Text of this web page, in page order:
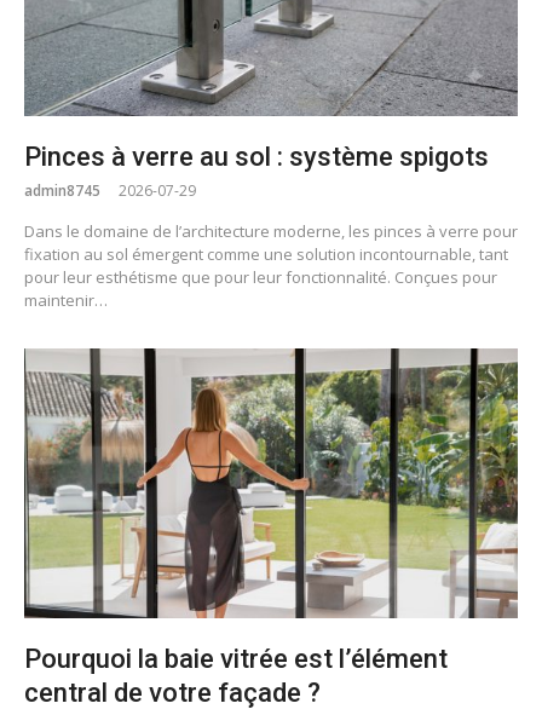
Pinces à verre au sol : système spigots
admin8745 2026-07-29
Dans le domaine de l’architecture moderne, les pinces à verre pour
fixation au sol émergent comme une solution incontournable, tant
pour leur esthétisme que pour leur fonctionnalité. Conçues pour
maintenir…
Pourquoi la baie vitrée est l’élément
central de votre façade ?